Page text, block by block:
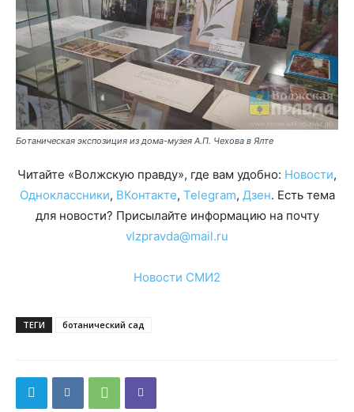
Ботаническая экспозиция из дома-музея А.П. Чехова в Ялте
Читайте «Волжскую правду», где вам удобно: Новости,
Одноклассники, ВКонтакте, Telegram, Дзен. Есть тема
для новости? Присылайте информацию на почту
vlzpravda@mail.ru
Новости СМИ2
ТЕГИ ботанический сад